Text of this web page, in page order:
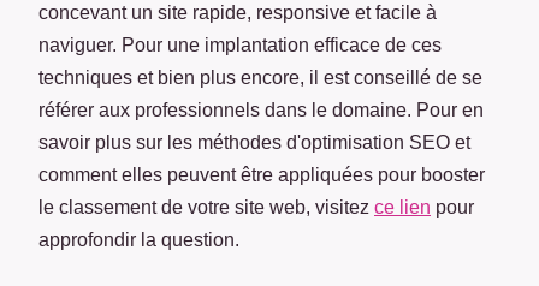
concevant un site rapide, responsive et facile à
naviguer. Pour une implantation efficace de ces
techniques et bien plus encore, il est conseillé de se
référer aux professionnels dans le domaine. Pour en
savoir plus sur les méthodes d'optimisation SEO et
comment elles peuvent être appliquées pour booster
le classement de votre site web, visitez ce lien pour
approfondir la question.